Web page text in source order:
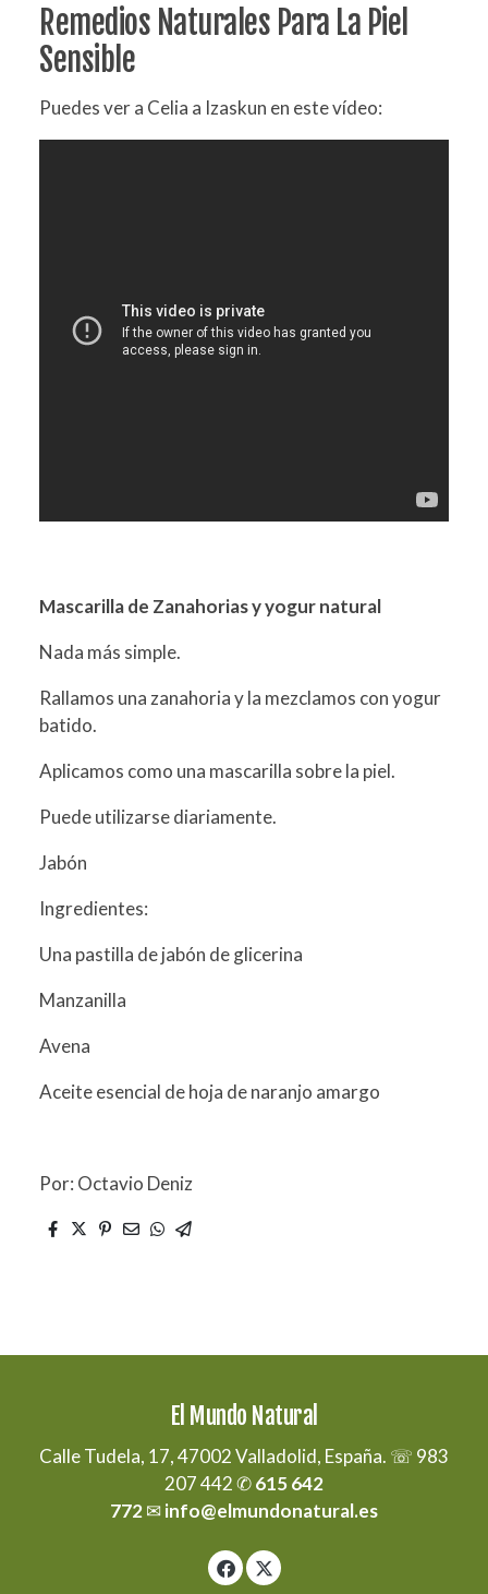
Remedios Naturales Para La Piel
Sensible
Puedes ver a Celia a Izaskun en este vídeo:
Mascarilla de Zanahorias y yogur natural
Nada más simple.
Rallamos una zanahoria y la mezclamos con yogur
batido.
Aplicamos como una mascarilla sobre la piel.
Puede utilizarse diariamente.
Jabón
Ingredientes:
Una pastilla de jabón de glicerina
Manzanilla
Avena
Aceite esencial de hoja de naranjo amargo
Por: Octavio Deniz
El Mundo Natural
Calle Tudela, 17, 47002 Valladolid, España. ☏ 983
207 442 ✆615 642
772✉info@elmundonatural.es